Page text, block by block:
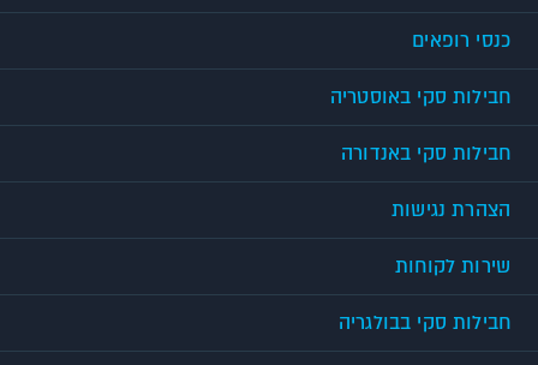
כנסי רופאים
חבילות סקי באוסטריה
חבילות סקי באנדורה
הצהרת נגישות
שירות לקוחות
חבילות סקי בבולגריה